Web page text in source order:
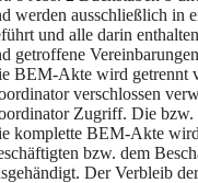
werden ausschließlich in
und alle darin
getroffene
BEM-Akte wird getrennt
verschlossen
Zugriff. Die bzw.
komplette BEM-Akte wird
bzw. dem
Der Verbleib